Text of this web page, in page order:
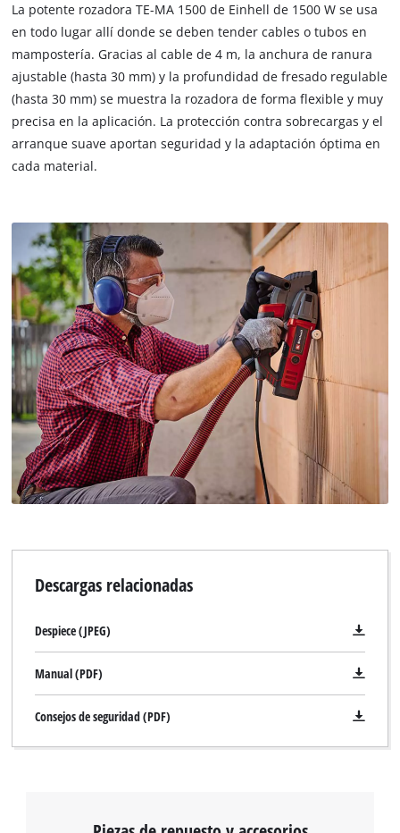
La potente rozadora TE-MA 1500 de Einhell de 1500 W se usa
en todo lugar allí donde se deben tender cables o tubos en
mampostería. Gracias al cable de 4 m, la anchura de ranura
ajustable (hasta 30 mm) y la profundidad de fresado regulable
(hasta 30 mm) se muestra la rozadora de forma flexible y muy
precisa en la aplicación. La protección contra sobrecargas y el
arranque suave aportan seguridad y la adaptación óptima en
cada material.
Descargas relacionadas
Despiece (JPEG)
Manual (PDF)
Consejos de seguridad (PDF)